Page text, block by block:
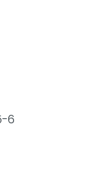
6